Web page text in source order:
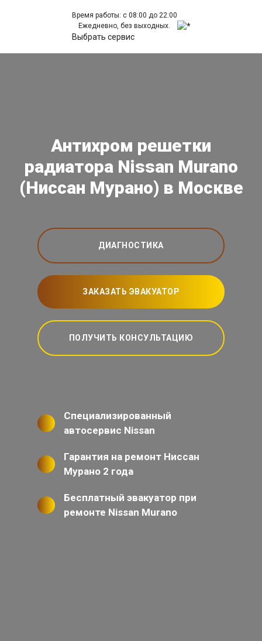
Время работы: с 08:00 до 22:00
Ежедневно, без выходных.
Выбрать сервис
Антихром решетки
радиатора Nissan Murano
(Ниссан Мурано) в Москве
ДИАГНОСТИКА
ЗАКАЗАТЬ ЭВАКУАТОР
ПОЛУЧИТЬ КОНСУЛЬТАЦИЮ
Специализированный
автосервис Nissan
Гарантия на ремонт Ниссан
Мурано 2 года
Бесплатный эвакуатор при
ремонте Nissan Murano